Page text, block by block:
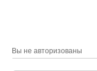
Вы не авторизованы